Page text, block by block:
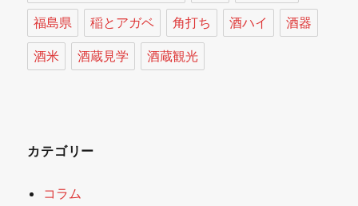
福島県 稲とアガベ 角打ち 酒ハイ 酒器
酒米 酒蔵見学 酒蔵観光
カテゴリー
コラム